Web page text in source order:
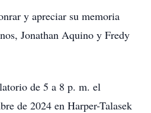
y apreciar su memoria
Jonathan Aquino y Fredy
de 5 a 8 p. m. el
de 2024 en Harper-Talasek